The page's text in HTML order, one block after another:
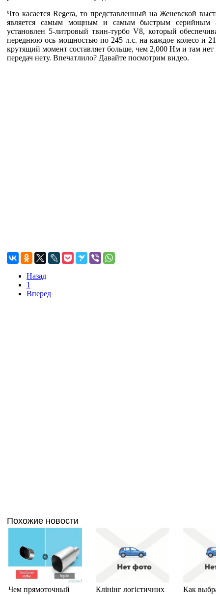
Что касается Regera, то представленный на Женевской
является самым мощным и самым быстрым серийным
установлен 5-литровый твин-турбо V8, который
переднюю ось мощностью по 245 л.с. на каждое колесо и
крутящий момент составляет больше, чем 2,000 Нм и там нет
передач нету. Впечатлило? Давайте посмотрим видео.
Назад
1
Вперед
Похожие новости
Чем прямоточный
Клінінг логістичних
Как